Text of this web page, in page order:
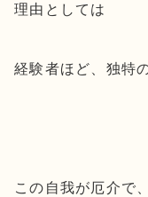
理由としては
経験者ほど、独特
この自我が厄介で